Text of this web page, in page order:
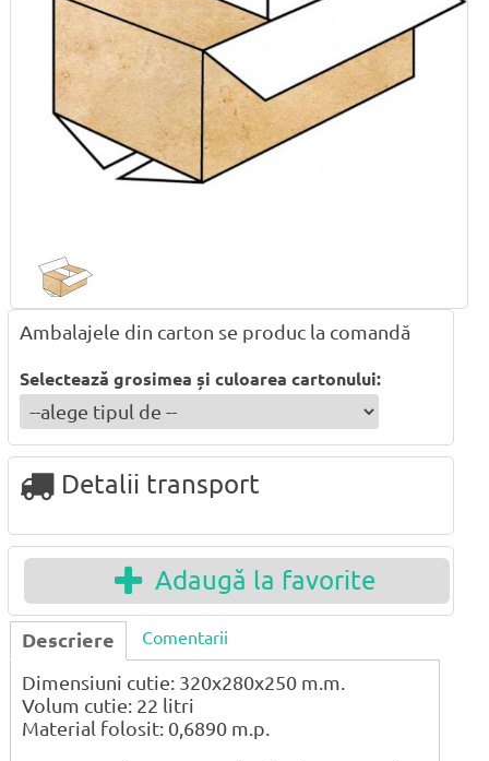
Ambalajele din carton se produc la comandă
Selectează grosimea și culoarea cartonului:
Detalii transport
Adaugă la favorite
Descriere Comentarii
Dimensiuni cutie: 320x280x250 m.m.
Volum cutie: 22 litri
Material folosit: 0,6890 m.p.